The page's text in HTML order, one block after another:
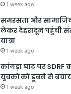
1 week ago
समरसता और
लेकर देहरादून पहुंची
यात्रा
1 week ago
कांगड़ा घाट पर SDRF
युवकों को डूबने से
1 week ago